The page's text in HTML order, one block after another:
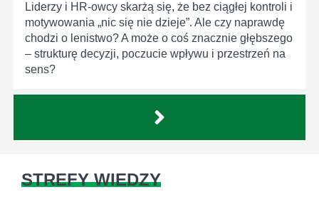
Liderzy i HR-owcy skarżą się, że bez ciągłej kontroli i
motywowania „nic się nie dzieje”. Ale czy naprawdę
chodzi o lenistwo? A może o coś znacznie głębszego
– strukturę decyzji, poczucie wpływu i przestrzeń na
sens?
STREFY WIEDZY